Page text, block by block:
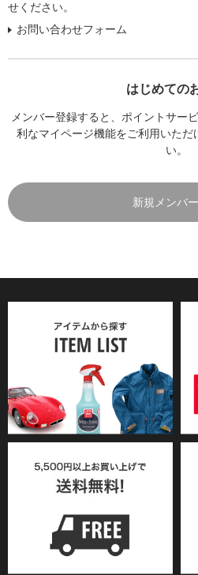
せください。
お問い合わせフォーム
はじめての
メンバー登録すると、ポイントサー
利なマイページ機能をご利用いただ
い。
新規メンバ